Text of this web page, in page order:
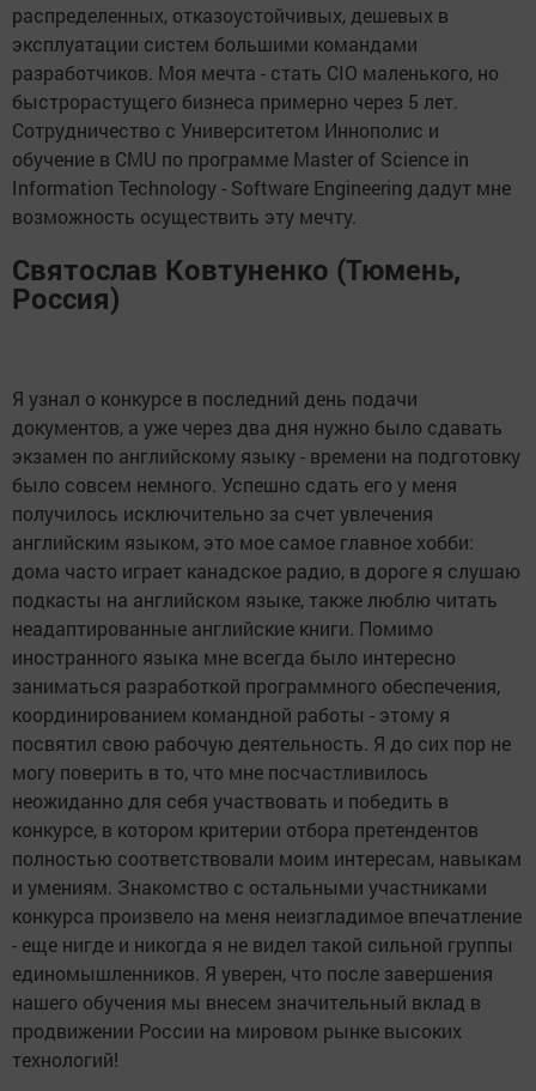
распределенных, отказоустойчивых, дешевых в
эксплуатации систем большими командами
разработчиков. Моя мечта - стать CIO маленького, но
быстрорастущего бизнеса примерно через 5 лет.
Сотрудничество с Университетом Иннополис и
обучение в CMU по программе Master of Science in
Information Technology - Software Engineering дадут мне
возможность осуществить эту мечту.
Святослав Ковтуненко (Тюмень,
Россия)
Я узнал о конкурсе в последний день подачи
документов, а уже через два дня нужно было сдавать
экзамен по английскому языку - времени на подготовку
было совсем немного. Успешно сдать его у меня
получилось исключительно за счет увлечения
английским языком, это мое самое главное хобби:
дома часто играет канадское радио, в дороге я слушаю
подкасты на английском языке, также люблю читать
неадаптированные английские книги. Помимо
иностранного языка мне всегда было интересно
заниматься разработкой программного обеспечения,
координированием командной работы - этому я
посвятил свою рабочую деятельность. Я до сих пор не
могу поверить в то, что мне посчастливилось
неожиданно для себя участвовать и победить в
конкурсе, в котором критерии отбора претендентов
полностью соответствовали моим интересам, навыкам
и умениям. Знакомство с остальными участниками
конкурса произвело на меня неизгладимое впечатление
- еще нигде и никогда я не видел такой сильной группы
единомышленников. Я уверен, что после завершения
нашего обучения мы внесем значительный вклад в
продвижении России на мировом рынке высоких
технологий!